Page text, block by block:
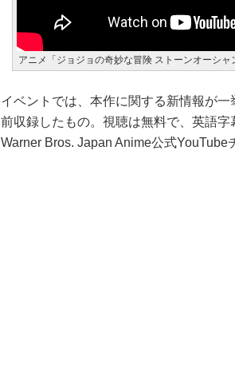
アニメ「ジョジョの奇妙な冒険 ストーンオーシ
イベントでは、本作に関する新情報が
前収録したもの。視聴は無料で、英語
Warner Bros. Japan Anime公式YouTube